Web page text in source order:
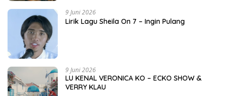
9 Juni 2026
Lirik Lagu Sheila On 7 – Ingin Pulang
9 Juni 2026
LU KENAL VERONICA KO – ECKO SHOW &
VERRY KLAU